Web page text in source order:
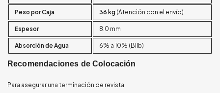
Peso por Caja 36 kg (Atención con el envío)
Espesor 8.0 mm
Absorción de Agua 6% a 10% (BIIb)
Recomendaciones de Colocación
Para asegurar una terminación de revista: